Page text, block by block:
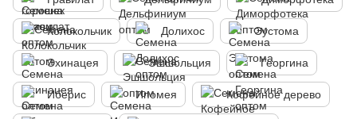
Колокольчик Долихос Эустома
Эхинацея Эшшольция Георгина
Иберис Ипомея Кофейное дерево